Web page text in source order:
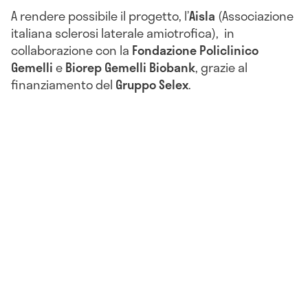
A rendere possibile il progetto, l’Aisla (Associazione
italiana sclerosi laterale amiotrofica), in
collaborazione con la Fondazione Policlinico
GemellieBiorep Gemelli Biobank, grazie al
finanziamento del Gruppo Selex.